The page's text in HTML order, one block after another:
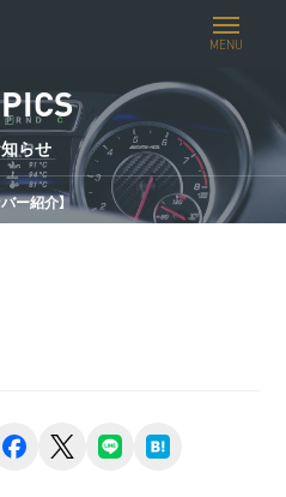
MENU
らせ
ー紹介】
facebook line